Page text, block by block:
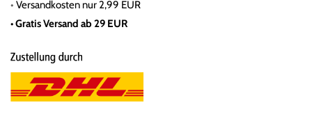
• Versandkosten nur 2,99 EUR
• GratisVersand ab 29 EUR